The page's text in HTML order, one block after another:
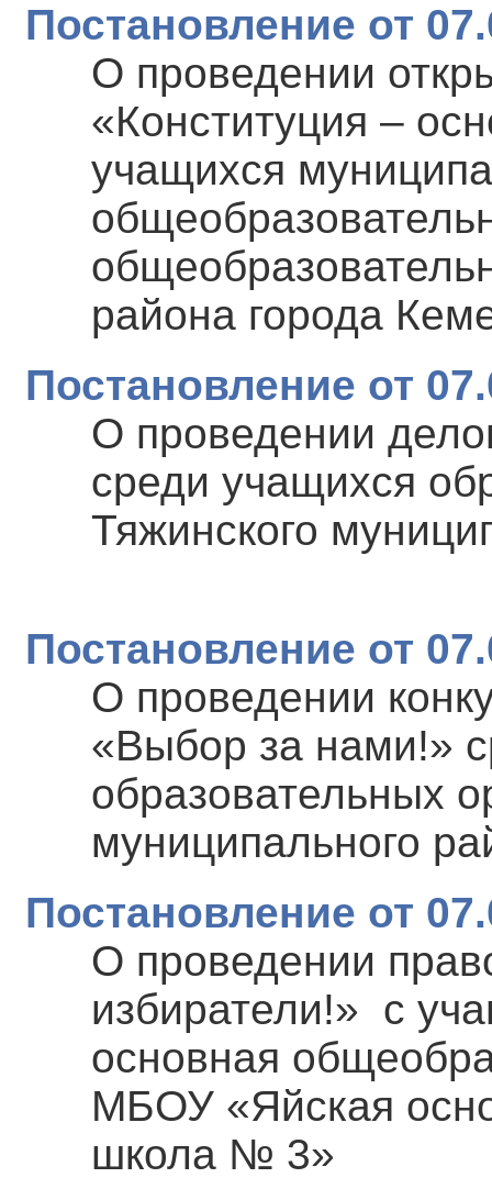
Постановление от
О проведении
«Конституция –
учащихся
района города
Постановление от
О проведении
среди учащихся
Тяжинского
Постановление от
О проведении
«Выбор за нами!»
образовательных
муниципального
Постановление от
О проведении
избиратели!» с
основная
МБОУ «Яйская
школа № 3»